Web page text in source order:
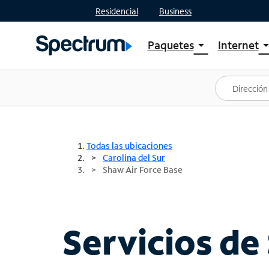
Residencial Business
Paquetesarrow_drop_down
Ver paquetes
Spectrum One
Mejores ofertas
Internetarrow_drop_down
Planes
Todas las ubicaciones
Carolina del Sur
Shaw Air Force Base
Servicios